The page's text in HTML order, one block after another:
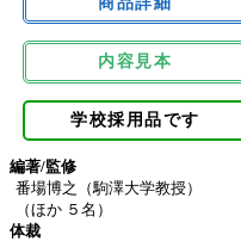
内容見本
学校採用品です
編著/監修
番場博之（駒澤大学教授）
（ほか ５名）
体裁